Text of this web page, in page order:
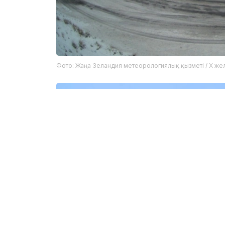
Фото: Жаңа Зеландия метеорологиялық қызметі / X